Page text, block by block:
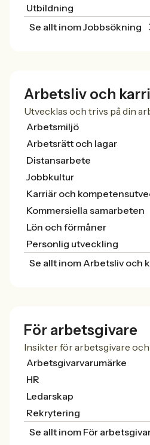
Utbildning
Se allt inom Jobbsökning
Arbetsliv och
Utvecklas och trivs på din
Arbetsmiljö
Arbetsrätt och lagar
Distansarbete
Jobbkultur
Karriär och
Kommersiella samarbeten
Lön och förmåner
Personlig utveckling
Se allt inom Arbetsliv och
För arbetsgivare
Insikter för arbetsgivare
Arbetsgivarvarumärke
HR
Ledarskap
Rekrytering
Se allt inom För